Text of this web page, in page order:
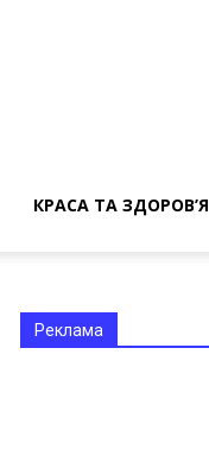
КРАСА ТА ЗДОРОВ’Я
Реклама